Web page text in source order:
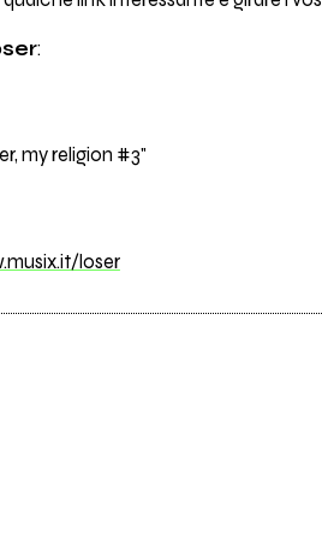
:
my religion #3"
loser